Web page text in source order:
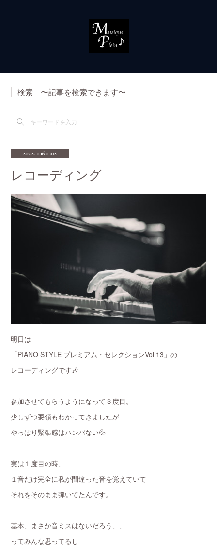
検索 〜記事を検索できます〜
2022.10.16 01:02
レコーディング
明日は
「PIANO STYLE プレミアム・セレクションVol.13」の
レコーディングです🎶
参加させてもらうようになって３度目。
少しずつ要領もわかってきましたが
やっぱり緊張感はハンパない💦
実は１度目の時、
１音だけ完全に私が間違った音を覚えていて
それをそのまま弾いてたんです。
基本、まさか音ミスはないだろう、、
ってみんな思ってるし